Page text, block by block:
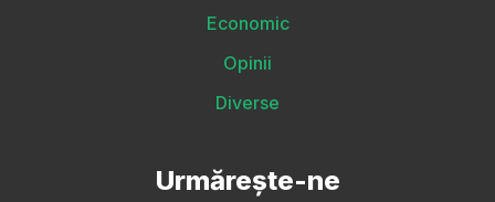
Economic
Opinii
Diverse
Urmărește-ne